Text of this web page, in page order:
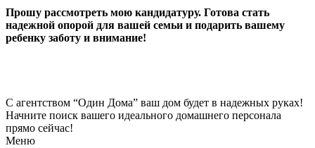
Прошу рассмотреть мою кандидатуру. Готова стать
надежной опорой для вашей семьи и подарить вашему
ребенку заботу и внимание!
С агентством “Один Дома” ваш дом будет в надежных руках!
Начните поиск вашего идеального домашнего персонала
прямо сейчас!
Меню